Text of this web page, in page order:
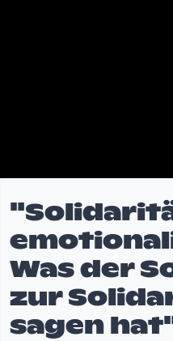
Was der
zur
sagen